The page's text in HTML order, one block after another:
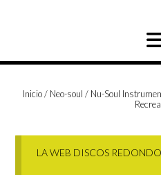
Inicio/ Neo-soul / Nu-Soul
LA WEB DISCOS